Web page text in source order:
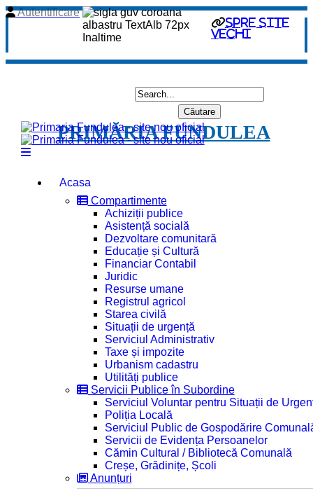
spre site
vechi
Autentificare
PRIMĂRIA FUNDULEA
Acasa
Compartimente
Achiziții publice
Asistență socială
Dezvoltare comunitară
Educație și Cultură
Financiar Contabil
Juridic
Resurse umane
Registrul agricol
Starea civilă
Situații de urgență
Serviciul Administrativ
Taxe și impozite
Urbanism cadastru
Utilități publice
Servicii Publice în Subordine
Serviciul Voluntar pentru Situații de
Poliția Locală
Serviciul Public de Gospodărire
Servicii de Evidența Persoanelor
Cămin Cultural / Bibliotecă Comunală
Creșe, Grădinițe, Școli
Anunțuri